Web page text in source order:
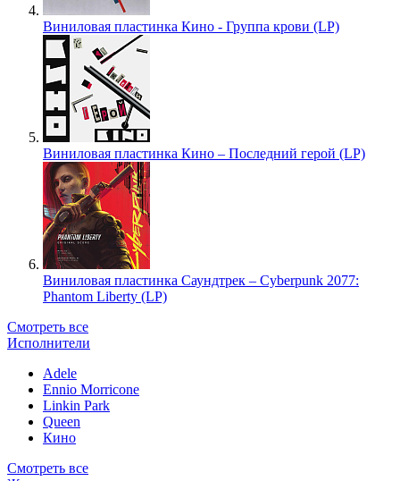
Виниловая пластинка Кино - Группа крови (LP)
Виниловая пластинка Кино – Последний герой (LP)
Виниловая пластинка Саундтрек – Cyberpunk 2077:
Phantom Liberty (LP)
Смотреть все
Исполнители
Adele
Ennio Morricone
Linkin Park
Queen
Кино
Смотреть все